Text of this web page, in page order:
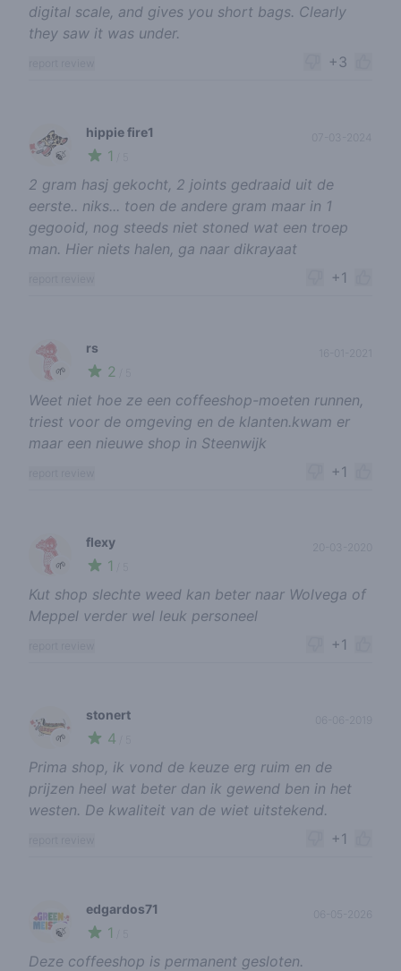
digital scale, and gives you short bags. Clearly
they saw it was under.
+3
🍃
hippie fire1
1
07-03-2024
2 gram hasj gekocht, 2 joints gedraaid uit de
eerste.. niks... toen de andere gram maar in 1
gegooid, nog steeds niet stoned wat een troep
man. Hier niets halen, ga naar dikrayaat
+1
🌱
rs
2
Weet niet hoe ze een coffeeshop-moeten runnen,
triest voor de omgeving en de klanten.kwam er
maar een nieuwe shop in Steenwijk
+1
🌱
flexy
1
20-03-2020
Kut shop slechte weed kan beter naar Wolvega of
Meppel verder wel leuk personeel
+1
🌱
stonert
4
Prima shop, ik vond de keuze erg ruim en de
prijzen heel wat beter dan ik gewend ben in het
westen. De kwaliteit van de wiet uitstekend.
+1
🍃
edgardos71
1
Deze coffeeshop is permanent gesloten.